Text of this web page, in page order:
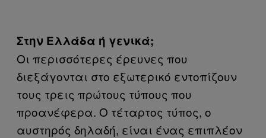
Στην Ελλάδα ή γενικά;
Οι περισσότερες έρευνες που
διεξάγονται στο εξωτερικό εντοπίζουν
τους τρεις πρώτους τύπους που
προανέφερα. Ο τέταρτος τύπος, ο
αυστηρός δηλαδή, είναι ένας επιπλέον